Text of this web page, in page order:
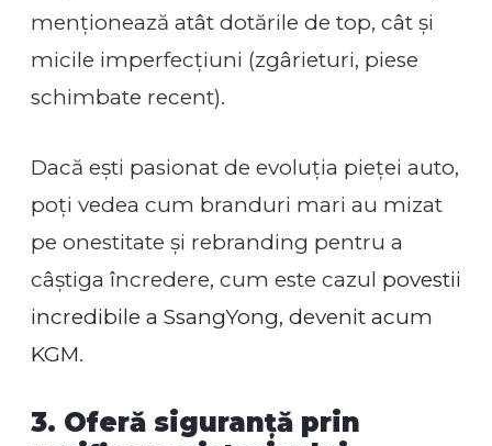
menționează atât dotările de top, cât și
micile imperfecțiuni (zgârieturi, piese
schimbate recent).
Dacă ești pasionat de evoluția pieței auto,
poți vedea cum branduri mari au mizat
pe onestitate și rebranding pentru a
câștiga încredere, cum este cazul povestii
incredibile a SsangYong, devenit acum
KGM.
3. Oferă siguranță prin